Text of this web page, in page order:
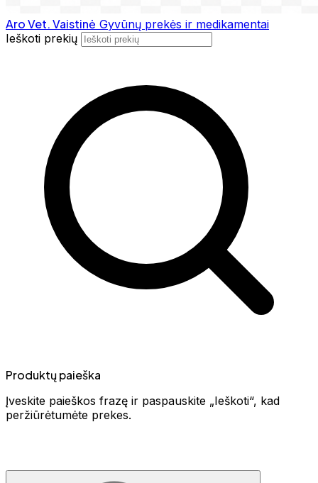
Aro Vet. Vaistinė Gyvūnų prekės ir medikamentai
Ieškoti prekių
Produktų paieška
Įveskite paieškos frazę ir paspauskite „Ieškoti“, kad
peržiūrėtumėte prekes.